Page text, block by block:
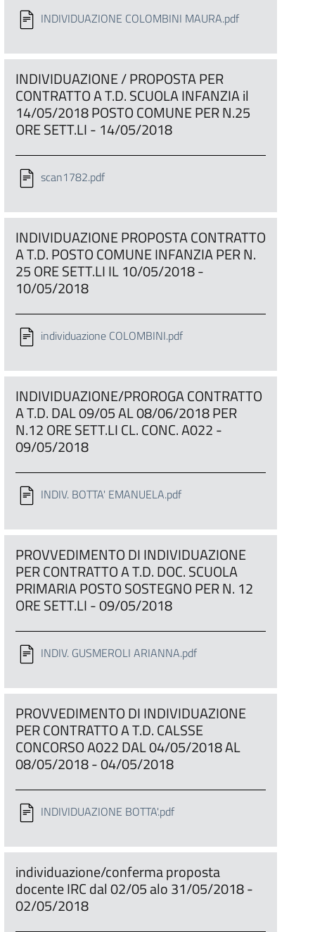
INDIVIDUAZIONE COLOMBINI MAURA.pdf
INDIVIDUAZIONE / PROPOSTA PER
CONTRATTO A T.D. SCUOLA INFANZIA il
14/05/2018 POSTO COMUNE PER N.25
ORE SETT.LI - 14/05/2018
scan1782.pdf
INDIVIDUAZIONE PROPOSTA CONTRATTO
A T.D. POSTO COMUNE INFANZIA PER N.
25 ORE SETT.LI IL 10/05/2018 -
10/05/2018
individuazione COLOMBINI.pdf
INDIVIDUAZIONE/PROROGA CONTRATTO
A T.D. DAL 09/05 AL 08/06/2018 PER
N.12 ORE SETT.LI CL. CONC. A022 -
09/05/2018
INDIV. BOTTA' EMANUELA.pdf
PROVVEDIMENTO DI INDIVIDUAZIONE
PER CONTRATTO A T.D. DOC. SCUOLA
PRIMARIA POSTO SOSTEGNO PER N. 12
ORE SETT.LI - 09/05/2018
INDIV. GUSMEROLI ARIANNA.pdf
PROVVEDIMENTO DI INDIVIDUAZIONE
PER CONTRATTO A T.D. CALSSE
CONCORSO A022 DAL 04/05/2018 AL
08/05/2018 - 04/05/2018
INDIVIDUAZIONE BOTTA'.pdf
individuazione/conferma proposta
docente IRC dal 02/05 alo 31/05/2018 -
02/05/2018